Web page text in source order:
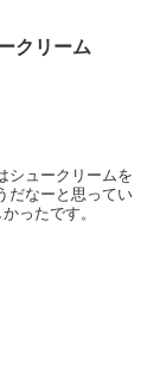
クリーム
シュークリームを
だなーと思ってい
ったです。